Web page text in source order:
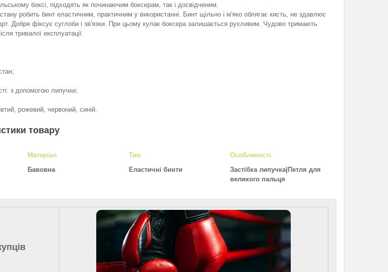
боксі, підходять як починаючим боксерам, так і досвідченим.
робить бинт еластичним, практичним у використанні. Бинт щільно і м'яко облягає кисть, не здавлює
Добре фіксує суглоби і зв'язки. При цьому кулак боксера залишається рухливим. Чудово тримають
тривалої експлуатації.
з допомогою липучки;
рожевий, червоний, синій.
товару
Матеріал
Бавовна
Тип
Еластичні бинти
Особливості
Застібка липучка|Петля для
великого пальця